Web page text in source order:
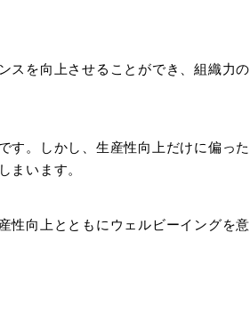
スを向上させることができ、組織力の
す。しかし、生産性向上だけに偏った
まいます。
性向上とともにウェルビーイングを意